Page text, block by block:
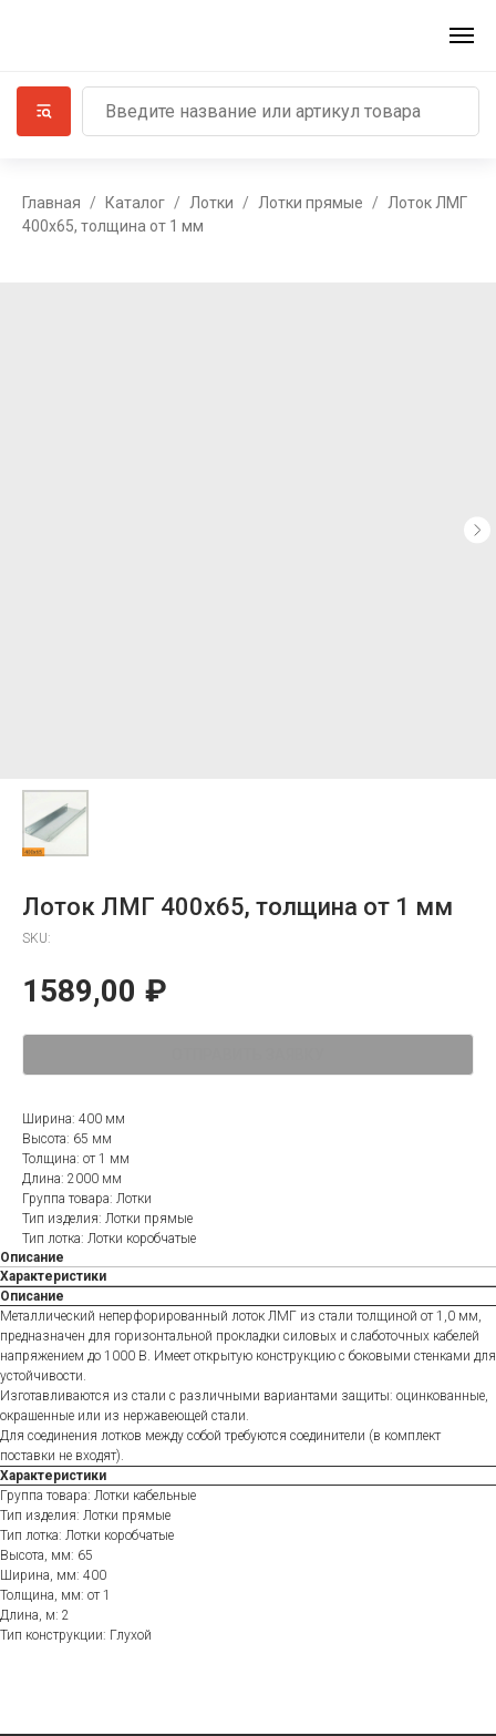
Главная Каталог Лотки Лотки прямые
Лоток ЛМГ
400х65, толщина от 1 мм
Лоток ЛМГ 400х65, толщина от 1 мм
SKU:
1589,00 ₽
Ширина: 400 мм
Высота: 65 мм
Толщина: от 1 мм
Длина: 2000 мм
Группа товара: Лотки
Тип изделия: Лотки прямые
Тип лотка: Лотки коробчатые
Описание
Характеристики
Описание
Металлический неперфорированный лоток ЛМГ из стали толщиной от 1,0 мм,
предназначен для горизонтальной прокладки силовых и слаботочных кабелей
напряжением до 1000 В. Имеет открытую конструкцию с боковыми стенками для
устойчивости.
Изготавливаются из стали с различными вариантами защиты: оцинкованные,
окрашенные или из нержавеющей стали.
Для соединения лотков между собой требуются соединители (в комплект
поставки не входят).
Характеристики
Группа товара: Лотки кабельные
Тип изделия: Лотки прямые
Тип лотка: Лотки коробчатые
Высота, мм: 65
Ширина, мм: 400
Толщина, мм: от 1
Длина, м: 2
Тип конструкции: Глухой